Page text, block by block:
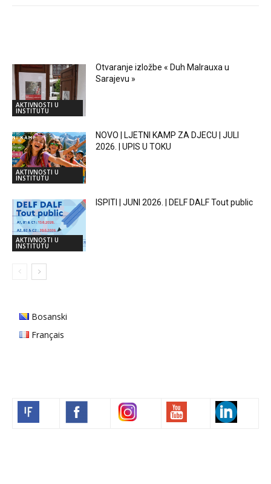
AKTIVNOSTI U
INSTITUTU
Otvaranje izložbe « Duh Malrauxa u
Sarajevu »
AKTIVNOSTI U
INSTITUTU
NOVO | LJETNI KAMP ZA DJECU | JULI
2026. | UPIS U TOKU
AKTIVNOSTI U
INSTITUTU
ISPITI | JUNI 2026. | DELF DALF Tout public
Bosanski
Français